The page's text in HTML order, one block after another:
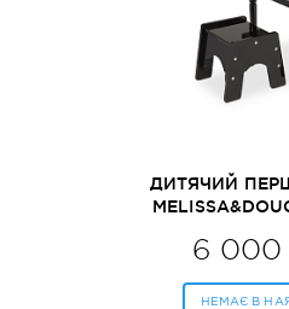
ДИТЯЧИЙ
6 000
НЕМАЄ В